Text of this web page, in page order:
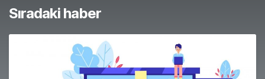
Sıradaki haber